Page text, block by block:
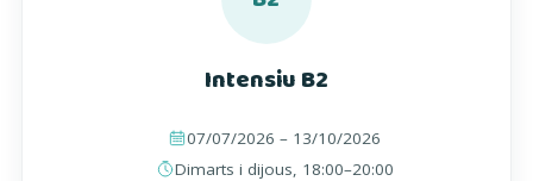
Intensiu B2
07/07/2026 – 13/10/2026
Dimarts i dijous, 18:00–20:00